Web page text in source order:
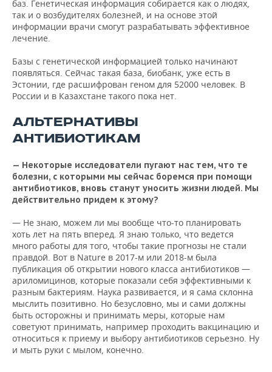
баз. Генетическая информация собирается как о людях,
так и о возбудителях болезней, и на основе этой
информации врачи смогут разрабатывать эффективное
лечение.
Базы с генетической информацией только начинают
появляться. Сейчас такая база, биобанк, уже есть в
Эстонии, где расшифрован геном для 52000 человек. В
России и в Казахстане такого пока нет.
АЛЬТЕРНАТИВЫ
АНТИБИОТИКАМ
— Некоторые исследователи пугают нас тем, что те
болезни, с которыми мы сейчас боремся при помощи
антибиотиков, вновь станут уносить жизни людей. Мы
действительно придем к этому?
— Не знаю, можем ли мы вообще что-то планировать
хоть лет на пять вперед. Я знаю только, что ведется
много работы для того, чтобы такие прогнозы не стали
правдой. Вот в Nature в 2017-м или 2018-м была
публикация об открытии нового класса антибиотиков —
ариломицинов, которые показали себя эффективными к
разным бактериям. Наука развивается, и я сама склонна
мыслить позитивно. Но безусловно, мы и сами должны
быть осторожны и принимать меры, которые нам
советуют принимать, например проходить вакцинацию и
относиться к приему и выбору антибиотиков серьезно. Ну
и мыть руки с мылом, конечно.